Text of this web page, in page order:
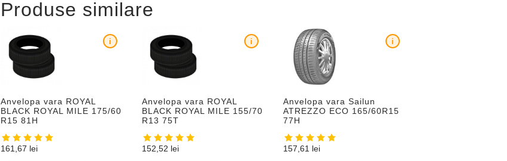
Produse similare
Anvelopa vara ROYAL
BLACK ROYAL MILE 175/60
R15 81H
i
161,67 lei
Anvelopa vara ROYAL
BLACK ROYAL MILE 155/70
R13 75T
i
152,52 lei
Anvelopa vara Sailun
ATREZZO ECO 165/60R15
77H
i
157,61 lei